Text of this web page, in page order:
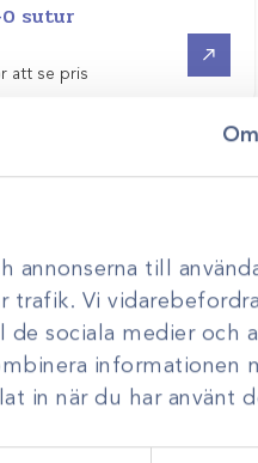
Om
annonserna till
trafik. Vi
sociala medier och
informationen
in när du har använt
sutur
att se pris
/3dz